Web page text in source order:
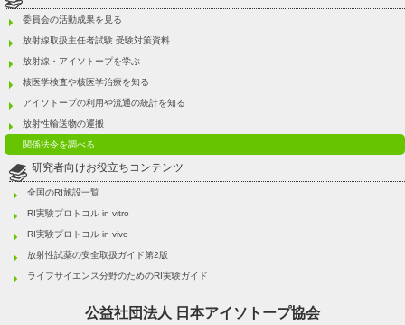
委員会の活動成果を見る
放射線取扱主任者試験 受験対策資料
放射線・アイソトープを学ぶ
核医学検査や核医学治療を知る
アイソトープの利用や流通の統計を知る
放射性輸送物の運搬
関係法令を調べる
研究者向けお役立ちコンテンツ
全国のRI施設一覧
RI実験プロトコル in vitro
RI実験プロトコル in vivo
放射性試薬の安全取扱ガイド第2版
ライフサイエンス分野のためのRI実験ガイド
公益社団法人 日本アイソトープ協会